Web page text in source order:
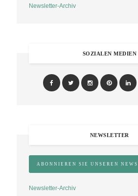
Newsletter-Archiv
SOZIALEN MEDIEN
NEWSLETTER
Newsletter-Archiv